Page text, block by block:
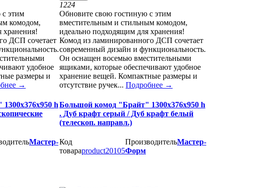
этим
комодом,
хранения!
ДСП сочетает
удобное
размеры и
→
1224
Обновите свою гостиную с этим
вместительным и стильным комодом,
идеально подходящим для хранения!
Комод из ламинированного ДСП сочетает
современный дизайн и функциональность.
Он оснащен восемью вместительными
ящиками, которые обеспечивают удобное
хранение вещей. Компактные размеры и
отсутствие ручек... Подробнее →
h
Мастер-
Большой комод "Брайт" 1300х376х950 h
. Дуб крафт серый / Дуб крафт белый
(телескоп. направл.)
Код
товараproduct20105
ПроизводительМастер-
Форм